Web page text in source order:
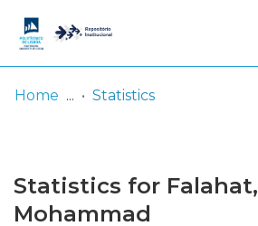
Browse repository
Log
In
Home Statistics
Statistics for Falahat,
Mohammad